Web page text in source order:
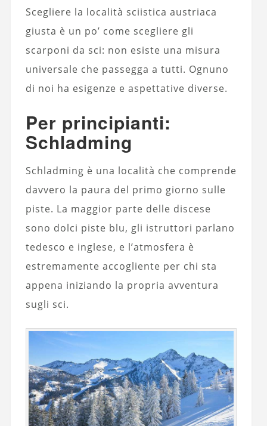
Scegliere la località sciistica austriaca
giusta è un po’ come scegliere gli
scarponi da sci: non esiste una misura
universale che passegga a tutti. Ognuno
di noi ha esigenze e aspettative diverse.
Per principianti:
Schladming
Schladming è una località che comprende
davvero la paura del primo giorno sulle
piste. La maggior parte delle discese
sono dolci piste blu, gli istruttori parlano
tedesco e inglese, e l’atmosfera è
estremamente accogliente per chi sta
appena iniziando la propria avventura
sugli sci.